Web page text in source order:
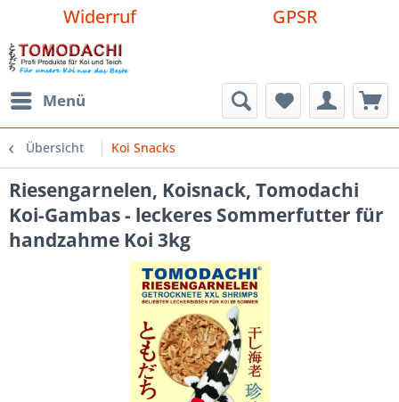
Widerruf GPSR
Menü
Übersicht Koi Snacks
Riesengarnelen, Koisnack, Tomodachi
Koi-Gambas - leckeres Sommerfutter für
handzahme Koi 3kg